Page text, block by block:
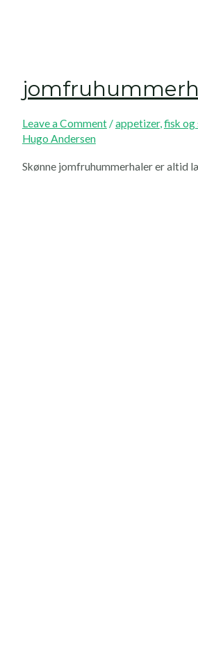
Leave a Comment /appetizer,fisk og
Hugo Andersen
Skønne jomfruhummerhaler er altid